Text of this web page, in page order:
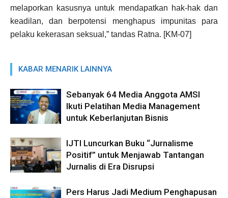
melaporkan kasusnya untuk mendapatkan hak-hak dan
keadilan, dan berpotensi menghapus impunitas para
pelaku kekerasan seksual,” tandas Ratna. [KM-07]
KABAR MENARIK LAINNYA
Sebanyak 64 Media Anggota AMSI
Ikuti Pelatihan Media Management
untuk Keberlanjutan Bisnis
IJTI Luncurkan Buku “Jurnalisme
Positif” untuk Menjawab Tantangan
Jurnalis di Era Disrupsi
Pers Harus Jadi Medium Penghapusan